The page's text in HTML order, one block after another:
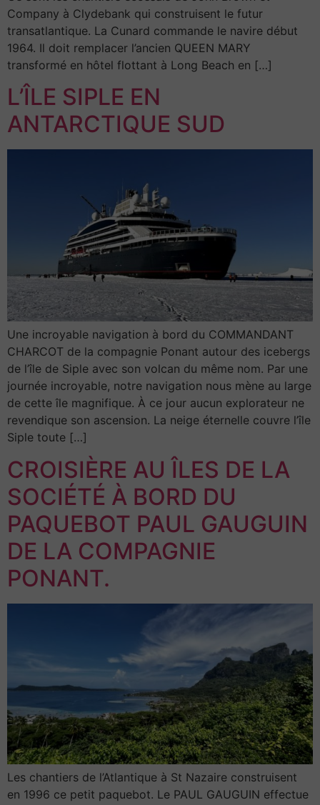
Company à Clydebank qui construisent le futur
transatlantique. La Cunard commande le navire début
1964. Il doit remplacer l’ancien QUEEN MARY
transformé en hôtel flottant à Long Beach en […]
L’ÎLE SIPLE EN
ANTARCTIQUE SUD
Une incroyable navigation à bord du COMMANDANT
CHARCOT de la compagnie Ponant autour des icebergs
de l’île de Siple avec son volcan du même nom. Par une
journée incroyable, notre navigation nous mène au large
de cette île magnifique. À ce jour aucun explorateur ne
revendique son ascension. La neige éternelle couvre l’île
Siple toute […]
CROISIÈRE AU ÎLES DE LA
SOCIÉTÉ À BORD DU
PAQUEBOT PAUL GAUGUIN
DE LA COMPAGNIE
PONANT.
Les chantiers de l’Atlantique à St Nazaire construisent
en 1996 ce petit paquebot. Le PAUL GAUGUIN effectue